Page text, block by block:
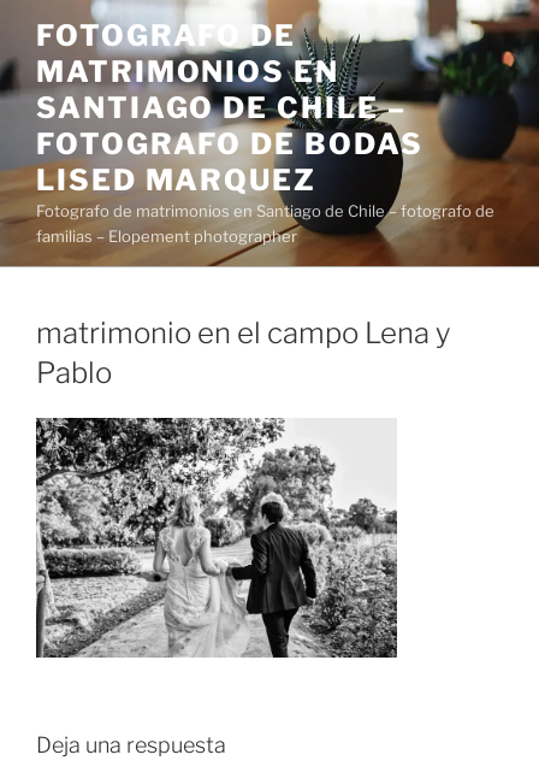
contenido
FOTOGRAFO DE
MATRIMONIOS EN
SANTIAGO DE CHILE –
FOTOGRAFO DE BODAS
LISED MARQUEZ
Fotografo de matrimonios en Santiago de Chile – fotografo de
familias – Elopement photographer
matrimonio en el campo Lena y
Pablo
Deja una respuesta